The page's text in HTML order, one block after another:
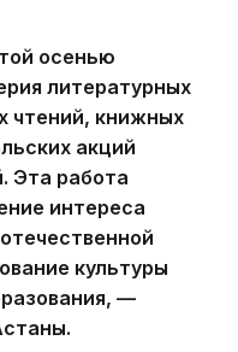
осенью
литературных
чтений, книжных
акций
Эта работа
интереса
культуры
—